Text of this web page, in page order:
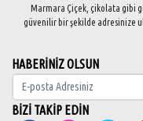
Marmara Çiçek, çikolata gibi
güvenilir bir şekilde adresinize
HABERİNİZ OLSUN
BİZİ TAKİP EDİN